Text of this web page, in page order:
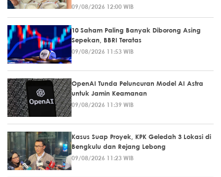
09/08/2026 12:00 WIB
10 Saham Paling Banyak Diborong Asing
Sepekan, BBRI Teratas
09/08/2026 11:53 WIB
OpenAI Tunda Peluncuran Model AI Astra
untuk Jamin Keamanan
09/08/2026 11:39 WIB
Kasus Suap Proyek, KPK Geledah 3 Lokasi di
Bengkulu dan Rejang Lebong
09/08/2026 11:23 WIB